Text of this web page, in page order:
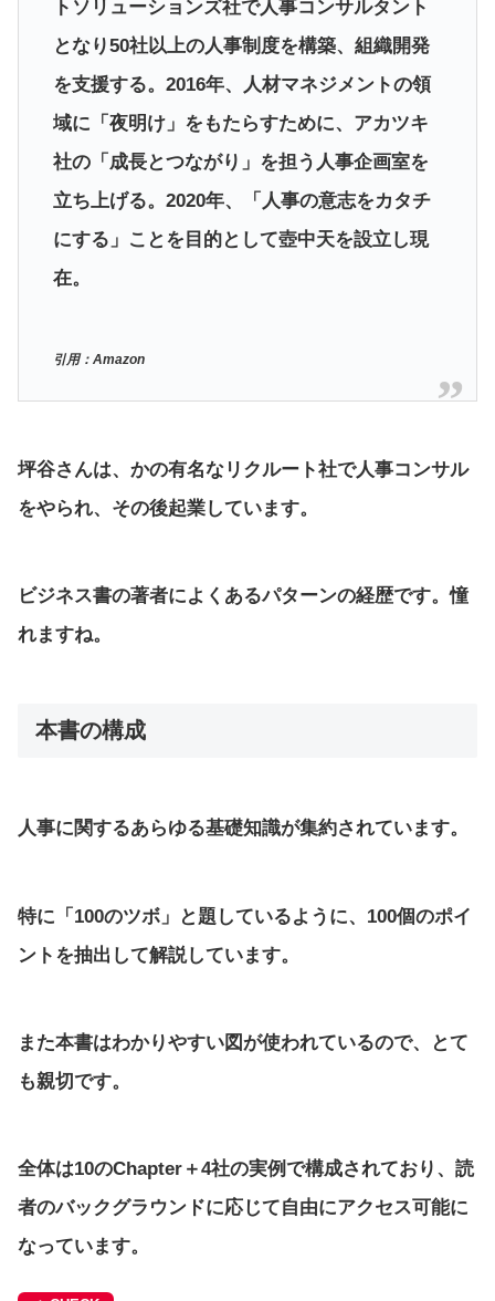
トソリューションズ社で人事コンサルタント
となり50社以上の人事制度を構築、組織開発
を支援する。2016年、人材マネジメントの領
域に「夜明け」をもたらすために、アカツキ
社の「成長とつながり」を担う人事企画室を
立ち上げる。2020年、「人事の意志をカタチ
にする」ことを目的として壺中天を設立し現
在。
引用：Amazon
坪谷さんは、かの有名なリクルート社で人事コンサル
をやられ、その後起業しています。
ビジネス書の著者によくあるパターンの経歴です。憧
れますね。
本書の構成
人事に関するあらゆる基礎知識が集約されています。
特に「100のツボ」と題しているように、100個のポイ
ントを抽出して解説しています。
また本書はわかりやすい図が使われているので、とて
も親切です。
全体は10のChapter＋4社の実例で構成されており、読
者のバックグラウンドに応じて自由にアクセス可能に
なっています。